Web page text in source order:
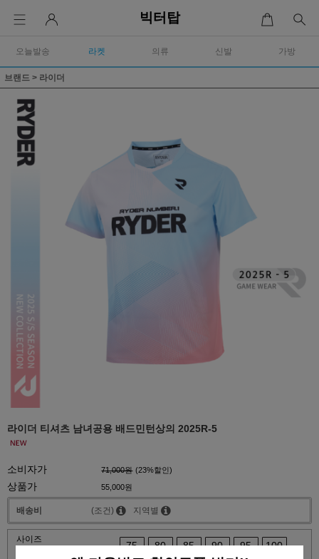
빅터탑
오늘발송 라켓 의류 신발 가방
브랜드 > 라이더
라이더 티셔츠 남녀공용 배드민턴상의 2025R-5
소비자가 71,000원 (23%할인)
상품가 55,000원
배송비 (조건) 지역별
사이즈
75 80 85 90 95
100